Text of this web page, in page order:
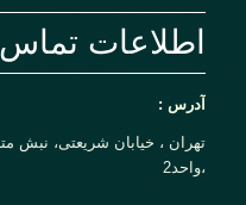
اطلاعات تماس
آدرس :
،واحد2